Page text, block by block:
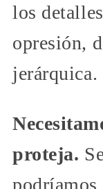
los
opresión,
jerárquica.
proteja.